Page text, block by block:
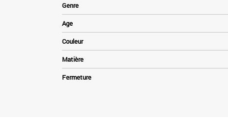
Genre
Age
Couleur
Matière
Fermeture